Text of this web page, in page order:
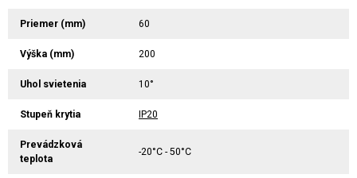
Priemer (mm) 60
Výška (mm) 200
Uhol svietenia 10°
Stupeň krytia IP20
Prevádzková
teplota
-20°C - 50°C